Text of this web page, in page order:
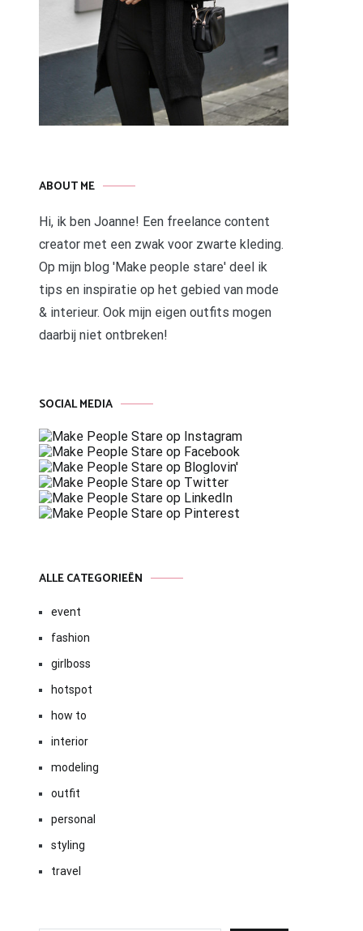
ABOUT ME
Hi, ik ben Joanne! Een freelance content
creator met een zwak voor zwarte kleding.
Op mijn blog 'Make people stare' deel ik
tips en inspiratie op het gebied van mode
& interieur. Ook mijn eigen outfits mogen
daarbij niet ontbreken!
SOCIAL MEDIA
ALLE CATEGORIEËN
event
fashion
girlboss
hotspot
how to
interior
modeling
outfit
personal
styling
travel